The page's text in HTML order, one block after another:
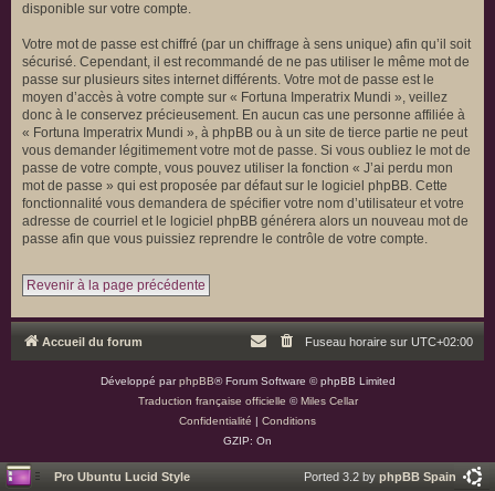
disponible sur votre compte.
Votre mot de passe est chiffré (par un chiffrage à sens unique) afin qu’il soit
sécurisé. Cependant, il est recommandé de ne pas utiliser le même mot de
passe sur plusieurs sites internet différents. Votre mot de passe est le
moyen d’accès à votre compte sur « Fortuna Imperatrix Mundi », veillez
donc à le conservez précieusement. En aucun cas une personne affiliée à
« Fortuna Imperatrix Mundi », à phpBB ou à un site de tierce partie ne peut
vous demander légitimement votre mot de passe. Si vous oubliez le mot de
passe de votre compte, vous pouvez utiliser la fonction « J’ai perdu mon
mot de passe » qui est proposée par défaut sur le logiciel phpBB. Cette
fonctionnalité vous demandera de spécifier votre nom d’utilisateur et votre
adresse de courriel et le logiciel phpBB générera alors un nouveau mot de
passe afin que vous puissiez reprendre le contrôle de votre compte.
Revenir à la page précédente
Accueil du forum Fuseau horaire sur UTC+02:00
Développé parphpBB® Forum Software © phpBB Limited
Traduction française officielle ©Miles Cellar
Confidentialité | Conditions
GZIP: On
Pro Ubuntu Lucid Style Ported 3.2 by phpBB Spain